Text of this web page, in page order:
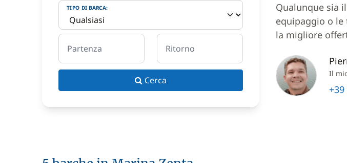
TIPO DI BARCA:
Partenza Ritorno
Cerca
Qualunque sia
equipaggio o
la migliore
Il